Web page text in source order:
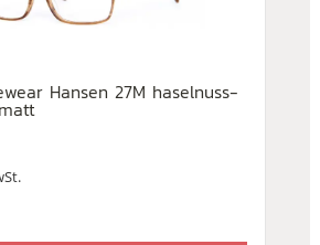
Hansen 27M haselnuss-